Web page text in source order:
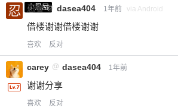
小黑屋
忍者 @ dasea404 1年前 via Android
借楼谢谢借楼谢谢
喜欢 反对
carey @ dasea404 1年前
谢谢分享
喜欢 反对